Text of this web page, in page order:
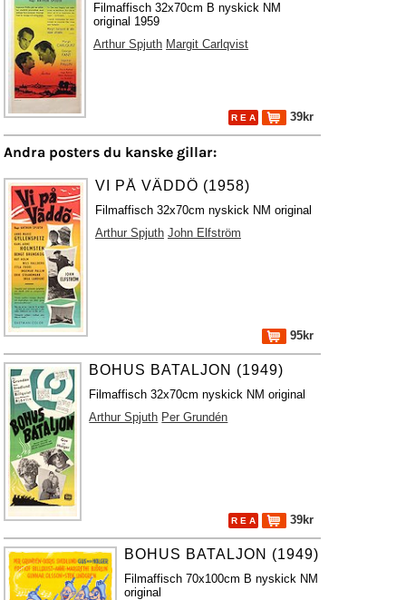
Filmaffisch 32x70cm B nyskick NM
original 1959
Arthur Spjuth Margit Carlqvist
R E A 39kr
Andra posters du kanske gillar:
VI PÅ VÄDDÖ (1958)
Filmaffisch 32x70cm nyskick NM original
Arthur Spjuth John Elfström
95kr
BOHUS BATALJON (1949)
Filmaffisch 32x70cm nyskick NM original
Arthur Spjuth Per Grundén
R E A 39kr
BOHUS BATALJON (1949)
Filmaffisch 70x100cm B nyskick NM
original